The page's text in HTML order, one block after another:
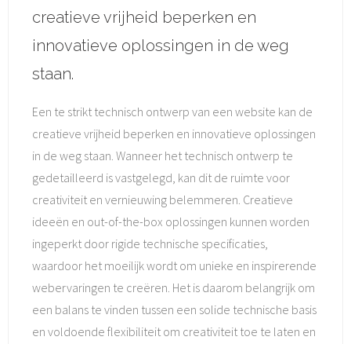
creatieve vrijheid beperken en
innovatieve oplossingen in de weg
staan.
Een te strikt technisch ontwerp van een website kan de
creatieve vrijheid beperken en innovatieve oplossingen
in de weg staan. Wanneer het technisch ontwerp te
gedetailleerd is vastgelegd, kan dit de ruimte voor
creativiteit en vernieuwing belemmeren. Creatieve
ideeën en out-of-the-box oplossingen kunnen worden
ingeperkt door rigide technische specificaties,
waardoor het moeilijk wordt om unieke en inspirerende
webervaringen te creëren. Het is daarom belangrijk om
een balans te vinden tussen een solide technische basis
en voldoende flexibiliteit om creativiteit toe te laten en